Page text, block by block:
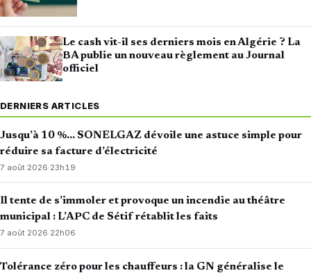
Le cash vit-il ses derniers mois en Algérie ? La
BA publie un nouveau règlement au Journal
officiel
DERNIERS ARTICLES
Jusqu’à 10 %… SONELGAZ dévoile une astuce simple pour
réduire sa facture d’électricité
7 août 2026·23h19
Il tente de s’immoler et provoque un incendie au théâtre
municipal : L’APC de Sétif rétablit les faits
7 août 2026·22h06
Tolérance zéro pour les chauffeurs : la GN généralise le